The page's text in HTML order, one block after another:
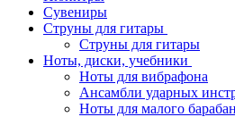
Сувениры
Струны для гитары
Струны для гитары
Ноты, диски, учебники
Ноты для вибрафона
Ансамбли ударных
Ноты для малого